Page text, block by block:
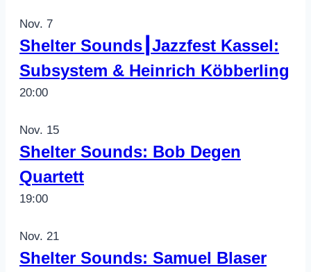
Nov. 7
Shelter Sounds┃Jazzfest Kassel:
Subsystem & Heinrich Köbberling
20:00
Nov. 15
Shelter Sounds: Bob Degen
Quartett
19:00
Nov. 21
Shelter Sounds: Samuel Blaser